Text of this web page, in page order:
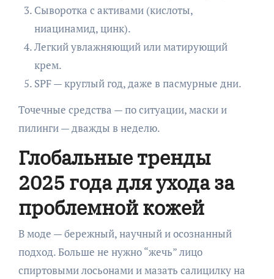
Сыворотка с активами (кислоты,
ниацинамид, цинк).
Легкий увлажняющий или матирующий
крем.
SPF — круглый год, даже в пасмурные дни.
Точечные средства — по ситуации, маски и
пилинги — дважды в неделю.
Глобальные тренды
2025 года для ухода за
проблемной кожей
В моде — бережный, научный и осознанный
подход. Больше не нужно “жечь” лицо
спиртовыми лосьонами и мазать салицилку на